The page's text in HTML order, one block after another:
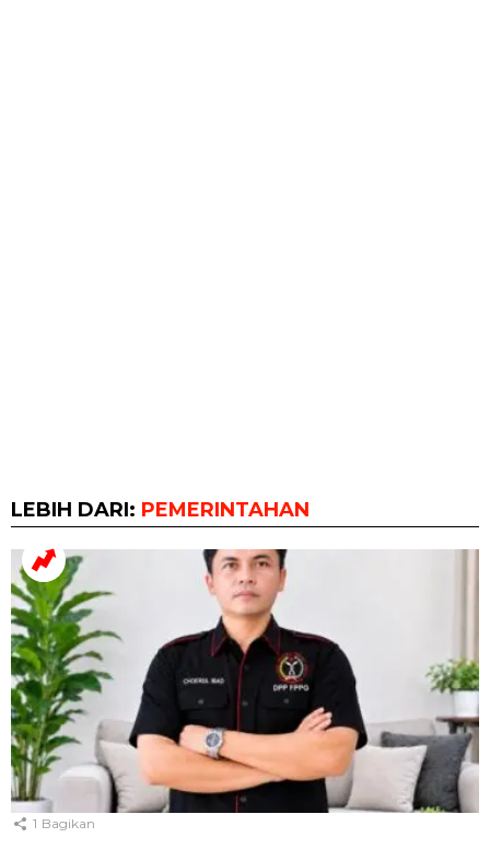
LEBIH DARI: PEMERINTAHAN
1 Bagikan